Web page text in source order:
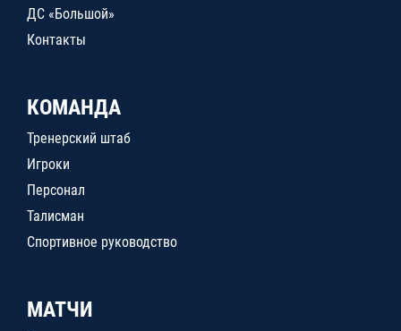
ДС «Большой»
Контакты
КОМАНДА
Тренерский штаб
Игроки
Персонал
Талисман
Спортивное руководство
МАТЧИ